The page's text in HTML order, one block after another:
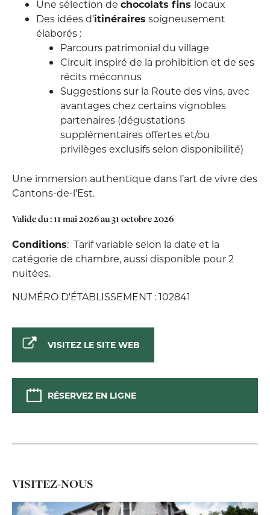
Une sélection de chocolats fins locaux
Des idées d’itinéraires soigneusement
élaborés :
Parcours patrimonial du village
Circuit inspiré de la prohibition et de ses
récits méconnus
Suggestions sur la Route des vins, avec
avantages chez certains vignobles
partenaires (dégustations
supplémentaires offertes et/ou
privilèges exclusifs selon disponibilité)
Une immersion authentique dans l’art de vivre des
Cantons-de-l’Est.
Valide du :11 mai 2026au31 octobre 2026
Conditions: Tarif variable selon la date et la
catégorie de chambre, aussi disponible pour 2
nuitées.
NUMÉRO D'ÉTABLISSEMENT : 102841
VISITEZ LE SITE WEB
RÉSERVEZ EN LIGNE
VISITEZ-NOUS